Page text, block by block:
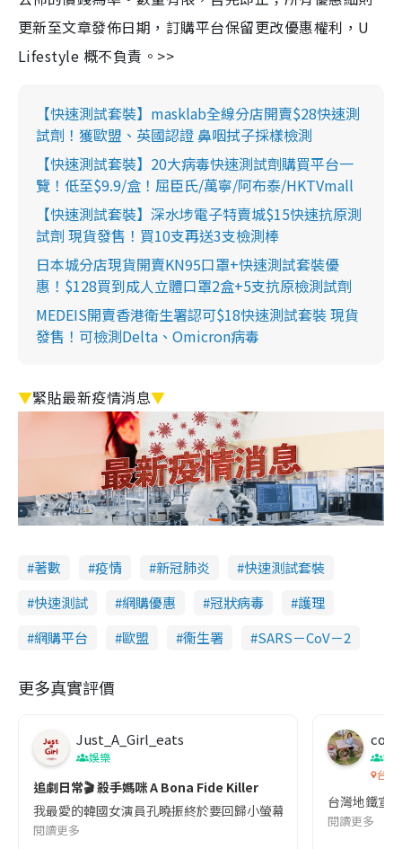
更新至文章發佈日期，訂購平台保留更改優惠權利，U
Lifestyle 概不負責。>>
【快速測試套裝】masklab全線分店開賣$28快速測
試劑！獲歐盟、英國認證 鼻咽拭子採樣檢測
【快速測試套裝】20大病毒快速測試劑購買平台一
覽！低至$9.9/盒！屈臣氏/萬寧/阿布泰/HKTVmall
【快速測試套裝】深水埗電子特賣城$15快速抗原測
試劑 現貨發售！買10支再送3支檢測棒
日本城分店現貨開賣KN95口罩+快速測試套裝優
惠！$128買到成人立體口罩2盒+5支抗原檢測試劑
MEDEIS開賣香港衛生署認可$18快速測試套裝 現貨
發售！可檢測Delta、Omicron病毒
▼緊貼最新疫情消息▼
著數 疫情 新冠肺炎
快速測試套裝
快速測試
網購優惠 冠狀病毒
護理
網購平台
歐盟 衞生署 SARS－CoV－2
更多真實評價
Just_A_Girl_eats
娛樂
追劇日常🎬 殺手媽咪 A Bona Fide Killer
我最愛的韓國女演員孔曉振終於要回歸小螢幕啦!這次的劇本改編
閱讀更多
co
吹
台灣
台灣地鐵宣
閱讀更多